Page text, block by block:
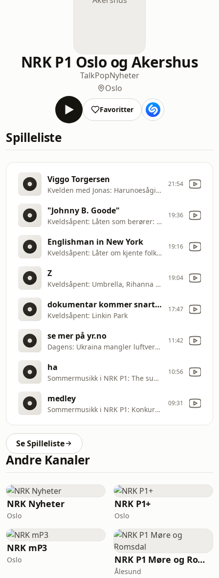
NRK P1 Oslo og Akershus
TalkPopNyheter
Oslo
Favoritter
Spilleliste
Viggo Torgersen
Kvelden med Jonas: Harunoesågirebort, Trond
21:54
"Johnny B. Goode"
Kveldsåpent: Låten som berører: Chuck Berry
19:36
Englishman in New York
Kveldsåpent: Låter om kjente folk: Sting
19:16
Z
Kveldsåpent: Umbrella, Rihanna + Jay
19:04
dokumentar kommer snart på kino
Kveldsåpent: Linkin Park
17:47
se mer på yr.no
Dagens: Ukraina mangler luftvern: Dagens vær
11:42
ha
Sommermusikk i NRK P1: The sun always shines on TV, a
10:56
medley
Sommermusikk i NRK P1: Konkurranse: Sommer
09:31
Se Spilleliste
Andre Kanaler
NRK Nyheter
Oslo
NRK P1+
Oslo
NRK mP3
Oslo NRK P1 Møre og Romsdal
Ålesund